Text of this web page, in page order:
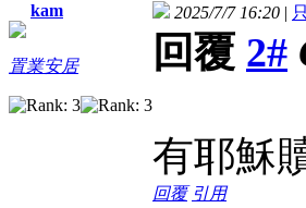
kam
置業安居
2025/7/7 16:20 |
回覆 2#
有耶穌
回覆 引用